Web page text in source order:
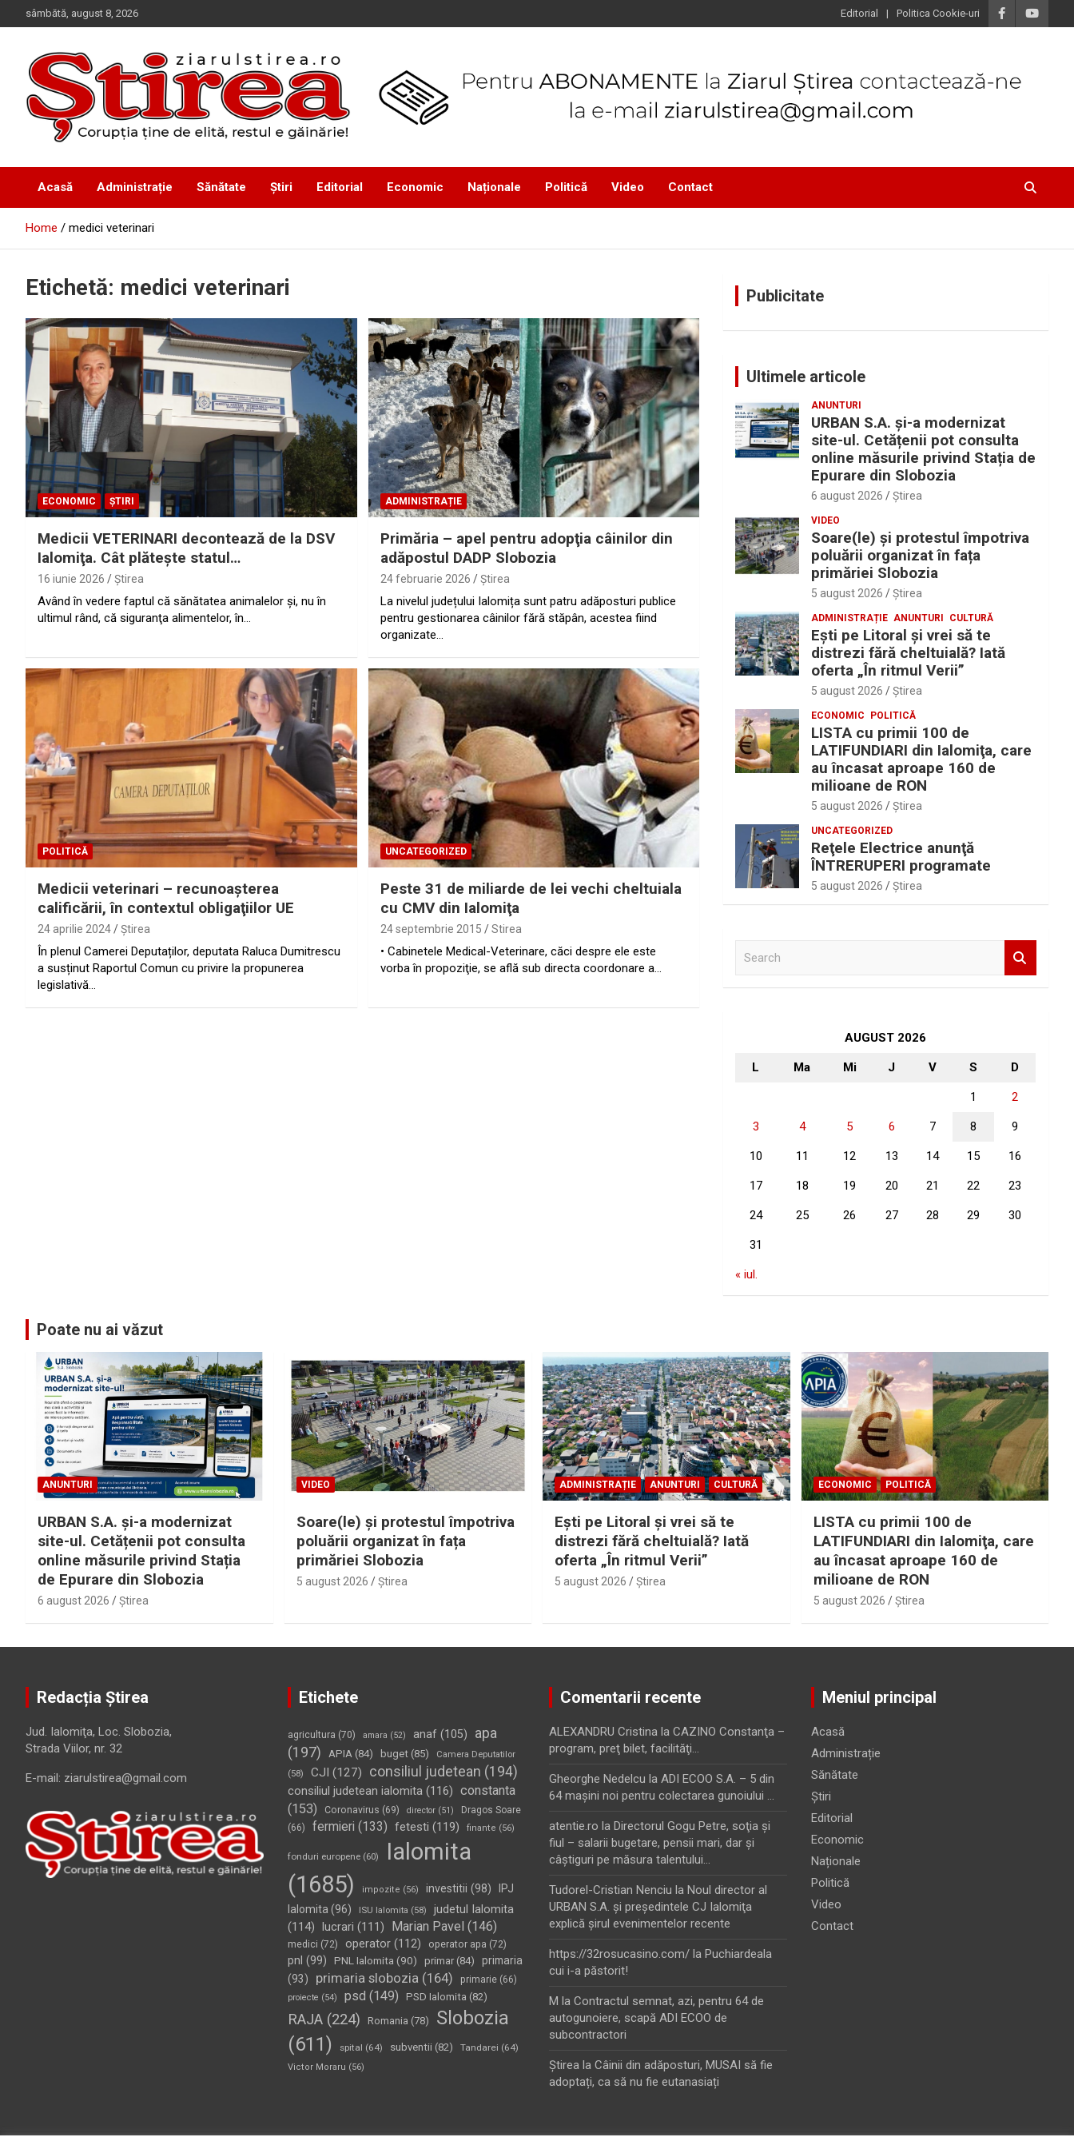
to
sâmbătă, august 8, 2026 Editorial Politica Cookie-uri
Ziarul Știrea
Acasă Administrație Sănătate Știri Editorial Economic Naționale Politică Video Contact
Home medici veterinari
Etichetă: medici veterinari
ECONOMIC ȘTIRI
Medicii VETERINARI decontează de la DSV
Ialomiţa. Cât plăteşte statul…
16 iunie 2026 Ştirea
Având în vedere faptul că sănătatea animalelor şi, nu în
ultimul rând, că siguranţa alimentelor, în…
ADMINISTRAȚIE
Primăria – apel pentru adopţia câinilor din
adăpostul DADP Slobozia
24 februarie 2026 Ştirea
La nivelul județului Ialomița sunt patru adăposturi publice
pentru gestionarea câinilor fără stăpân, acestea fiind
organizate…
POLITICĂ
Medicii veterinari – recunoaşterea
calificării, în contextul obligaţiilor UE
24 aprilie 2024 Ştirea
În plenul Camerei Deputaților, deputata Raluca Dumitrescu
a susținut Raportul Comun cu privire la propunerea
legislativă…
UNCATEGORIZED
Peste 31 de miliarde de lei vechi cheltuiala
cu CMV din Ialomiţa
24 septembrie 2015 Stirea
• Cabinetele Medical-Veterinare, căci despre ele este
vorba în propoziţie, se află sub directa coordonare a…
Publicitate
Ultimele articole
ANUNTURI
URBAN S.A. și-a modernizat
site-ul. Cetățenii pot consulta
online măsurile privind Stația de
Epurare din Slobozia
6 august 2026 Ştirea
VIDEO
Soare(le) și protestul împotriva
poluării organizat în fața
primăriei Slobozia
5 august 2026 Ştirea
ADMINISTRAȚIE ANUNTURI CULTURĂ
Eşti pe Litoral şi vrei să te
distrezi fără cheltuială? Iată
oferta „În ritmul Verii”
5 august 2026 Ştirea
ECONOMIC POLITICĂ
LISTA cu primii 100 de
LATIFUNDIARI din Ialomiţa, care
au încasat aproape 160 de
milioane de RON
5 august 2026 Ştirea
UNCATEGORIZED
Reţele Electrice anunţă
ÎNTRERUPERI programate
5 august 2026 Ştirea
AUGUST 2026
L Ma Mi J V S D
1 2
3 4 5 6 7 8 9
10 11 12 13 14 15 16
17 18 19 20 21 22 23
24 25 26 27 28 29 30
31
« iul.
Poate nu ai văzut
ANUNTURI
URBAN S.A. și-a modernizat
site-ul. Cetățenii pot consulta
online măsurile privind Stația
de Epurare din Slobozia
6 august 2026 Ştirea
VIDEO
Soare(le) și protestul împotriva
poluării organizat în fața
primăriei Slobozia
5 august 2026 Ştirea
ADMINISTRAȚIE ANUNTURI CULTURĂ
Eşti pe Litoral şi vrei să te
distrezi fără cheltuială? Iată
oferta „În ritmul Verii”
5 august 2026 Ştirea
ECONOMIC POLITICĂ
LISTA cu primii 100 de
LATIFUNDIARI din Ialomiţa, care
au încasat aproape 160 de
milioane de RON
5 august 2026 Ştirea
Redacția Știrea
Jud. Ialomiţa, Loc. Slobozia,
Strada Viilor, nr. 32
E-mail: ziarulstirea@gmail.com
Etichete
agricultura (70) amara (52) anaf(105)
apa
(197)
APIA(84) buget(85)
Camera Deputatilor
(58)
CJI (127) consiliul judetean (194)
consiliul judetean ialomita(116) constanta
(153)
Coronavirus (69) director(51)
Dragos Soare
(66)
fermieri (133) fetesti (119) finante (56)
fonduri europene(60)
Ialomita
(1685)
impozite (56) investitii (98)
IPJ
Ialomita (96) ISU Ialomita (58)
judetul Ialomita
(114) lucrari (111) Marian Pavel (146)
medici (72) operator(112) operator apa (72)
pnl (99) PNL Ialomita (90) primar(84)
primaria
(93)
primaria slobozia(164) primarie(66)
proiecte (54) psd (149) PSD Ialomita (82)
RAJA(224) Romania (78)
Slobozia
(611)
spital (64) subventii (82) Tandarei (64)
Victor Moraru (56)
Comentarii recente
ALEXANDRU Cristina la CAZINO Constanţa –
program, preţ bilet, facilităţi…
Gheorghe Nedelcu la ADI ECOO S.A. – 5 din
64 maşini noi pentru colectarea gunoiului …
atentie.ro la Directorul Gogu Petre, soţia şi
fiul – salarii bugetare, pensii mari, dar şi
câştiguri pe măsura talentului…
Tudorel-Cristian Nenciu la Noul director al
URBAN S.A. şi preşedintele CJ Ialomiţa
explică şirul evenimentelor recente
https://32rosucasino.com/ la Puchiardeala
cui i-a păstorit!
M la Contractul semnat, azi, pentru 64 de
autogunoiere, scapă ADI ECOO de
subcontractori
Ştirea la Câinii din adăposturi, MUSAI să fie
adoptați, ca să nu fie eutanasiați
Meniul principal
Acasă
Administrație
Sănătate
Știri
Editorial
Economic
Naționale
Politică
Video
Contact